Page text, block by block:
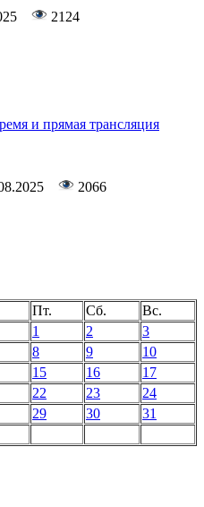
2124
и прямая трансляция
2066
Пт. Сб.
Вс.
1
2
3
8 9
10
15 16
17
22 23
24
29 30 31